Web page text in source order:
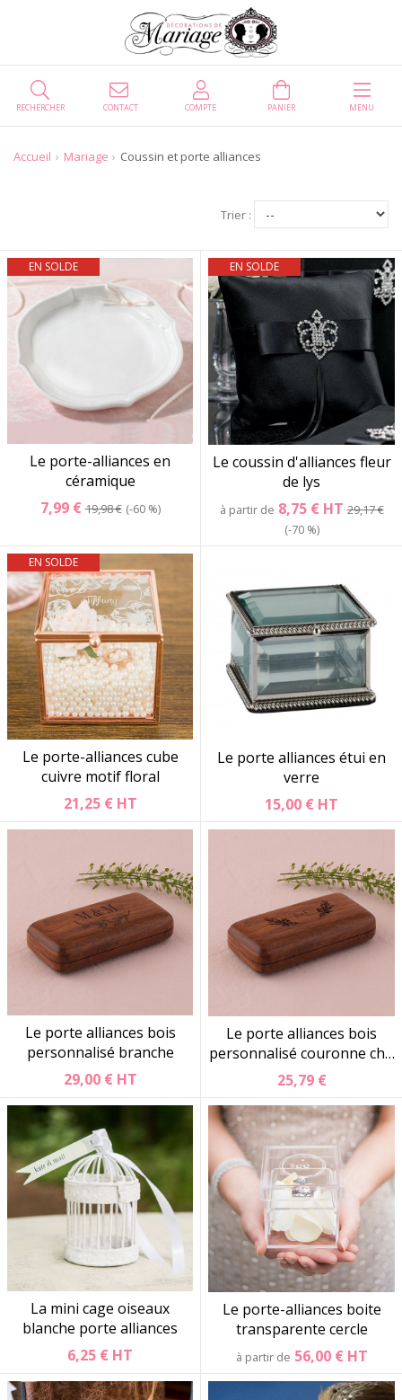
CONTACT
RECHERCHER COMPTE PANIER MENU
Accueil Mariage Coussin et porte alliances
Trier :
EN SOLDE
Le porte-alliances en
céramique
7,99 €19,98 € -60 %
EN SOLDE
Le coussin d'alliances fleur
de lys
à partir de 8,75 € HT29,17 €
-70 %
EN SOLDE
Le porte-alliances cube
cuivre motif floral
21,25 € HT
Le porte alliances étui en
verre
15,00 € HT
Le porte alliances bois
personnalisé branche
29,00 € HT
Le porte alliances bois
personnalisé couronne ch…
25,79 €
La mini cage oiseaux
blanche porte alliances
6,25 € HT
Le porte-alliances boite
transparente cercle
à partir de 56,00 € HT